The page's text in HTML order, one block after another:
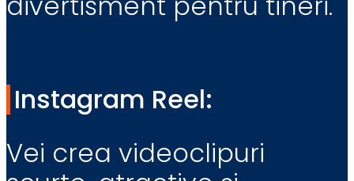
Instagram Reel:
Vei crea videoclipuri